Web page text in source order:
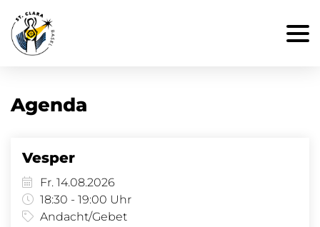
Agenda
Vesper
Fr. 14.08.2026
18:30 - 19:00 Uhr
Andacht/Gebet